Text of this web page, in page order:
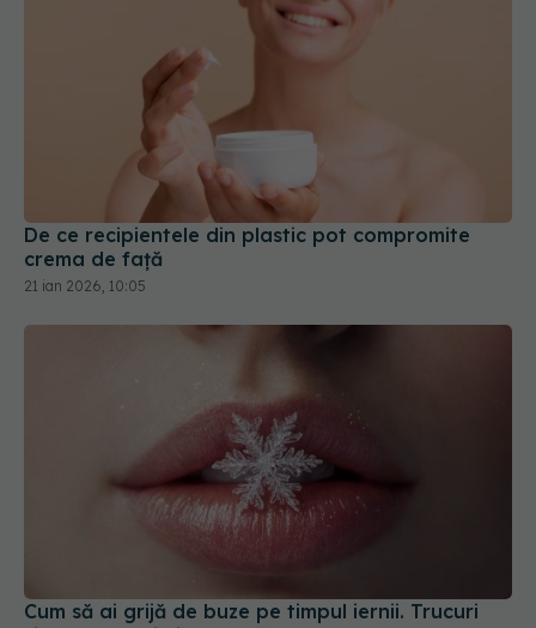
De ce recipientele din plastic pot compromite
crema de față
21 ian 2026, 10:05
Cum să ai grijă de buze pe timpul iernii. Trucuri